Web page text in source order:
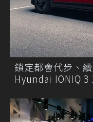
鎖定都會代步、
Hyundai IONIQ 3